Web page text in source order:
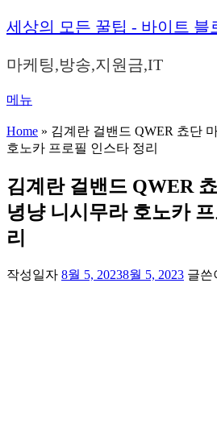
내
으
로
로
가
기
세상의 모든 꿀팁 - 바이트 블
마케팅,방송,지원금,IT
메뉴
Home » 김계란 걸밴드 QWER 쵸단
호노카 프로필 인스타 정리
김계란 걸밴드 QWER
녕냥 니시무라 호노카
리
작성일자 8월 5, 20238월 5, 2023 글쓴